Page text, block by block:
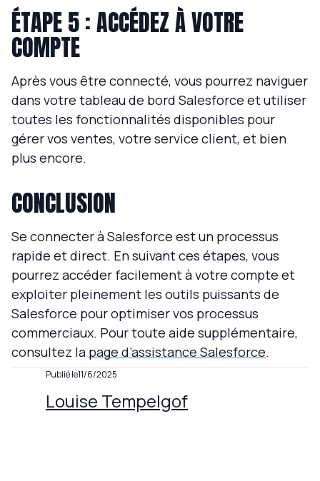
ÉTAPE 5 : ACCÉDEZ À VOTRE
COMPTE
Après vous être connecté, vous pourrez naviguer
dans votre tableau de bord Salesforce et utiliser
toutes les fonctionnalités disponibles pour
gérer vos ventes, votre service client, et bien
plus encore.
CONCLUSION
Se connecter à Salesforce est un processus
rapide et direct. En suivant ces étapes, vous
pourrez accéder facilement à votre compte et
exploiter pleinement les outils puissants de
Salesforce pour optimiser vos processus
commerciaux. Pour toute aide supplémentaire,
consultez la page d’assistance Salesforce.
Publié le11/6/2025
Louise Tempelgof